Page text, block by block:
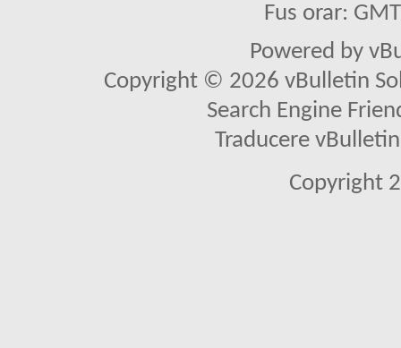
Fus orar:
Powered by
Copyright © 2026 vBulletin
Search Engine
Traducere
Copyright